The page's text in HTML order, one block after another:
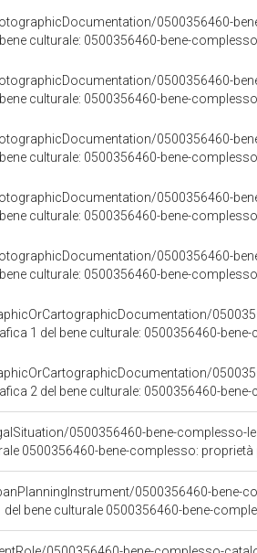
culturale: 0500356460-bene-complesso
culturale: 0500356460-bene-complesso
culturale: 0500356460-bene-complesso
culturale: 0500356460-bene-complesso
culturale: 0500356460-bene-complesso
1 del bene culturale: 0500356460-
2 del bene culturale: 0500356460-
0500356460-bene-complesso-
0500356460-bene-complesso: proprietà
bene culturale 0500356460-bene-